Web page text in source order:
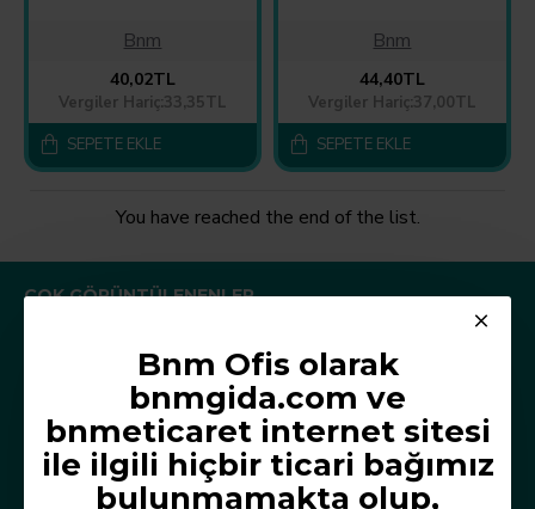
Bnm Ofis olarak
bnmgida.com ve
bnmeticaret internet sitesi
ile ilgili hiçbir ticari bağımız
bulunmamakta olup,
Bnm
40,02TL
Vergiler Hariç:33,35TL
SEPETE EKLE
Bnm
44,40TL
Vergiler Hariç:37,00TL
SEPETE EKLE
You have reached the end of the list.
ÇOK GÖRÜNTÜLENENLER